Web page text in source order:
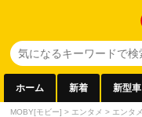
ホーム 新着 新型車
MOBY[モビー] > エンタメ > エンタ